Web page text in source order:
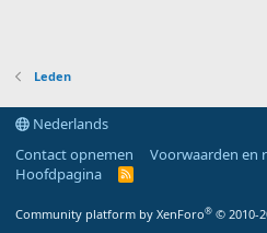
Leden
Nederlands
Contact opnemen
Voorwaarden en
Hoofdpagina
R
Community platform by XenForo® © 2010-